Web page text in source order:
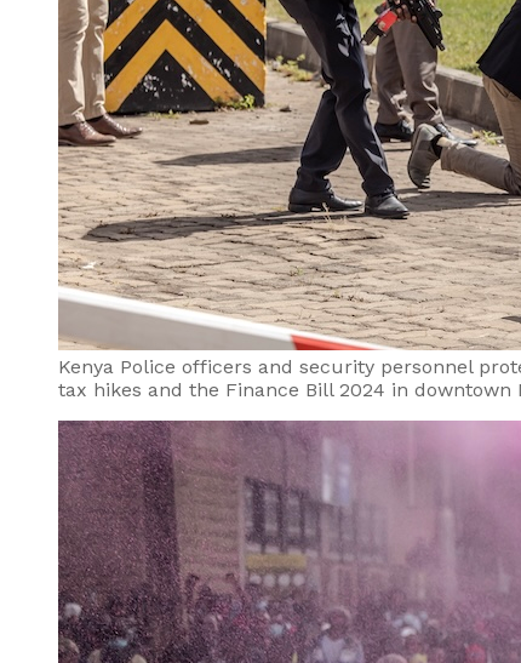
Kenya Police officers and security personnel
tax hikes and the Finance Bill 2024 in downtown